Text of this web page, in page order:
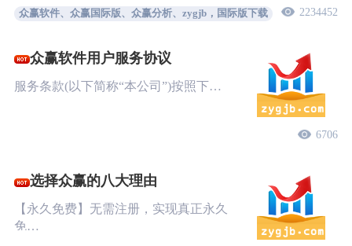
众赢软件、众赢国际版、众赢分析、zygjb，国际版下载 2234452
众赢软件用户服务协议
服务条款(以下简称“本公司”)按照下…
6706
选择众赢的八大理由
【永久免费】无需注册，实现真正永久
免…